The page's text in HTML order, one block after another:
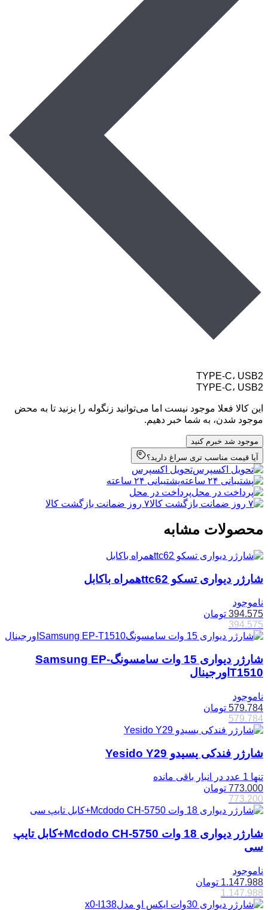
TYPE-C، USB2
TYPE-C، USB2
این کالا فعلا موجود نیست اما می‌توانید زنگوله را بزنید تا به محض
موجود شدن، به شما خبر دهیم.
موجود شد خبرم کنید
آیا قیمت مناسب تری سراغ دارید؟
تحویل اکسپرس
پشتیبانی ۲۴ ساعته
پرداخت در محل
۷ روز ضمانت بازگشت کالا
محصولات مشابه
شارژر دیواری تسکو ttc62همراه باکابل
ناموجود
394.575 تومان
394.575
شارژر دیواری 15 وات سامسونگSamsung EP-
T1510اورجینال
ناموجود
579.784 تومان
579.784
شارژر فندکی یسیدو Yesido Y29
تنها 1 عدد در انبار باقی مانده
773.000 تومان
773.200
شارژر دیواری 18 وات Mcdodo CH-5750+کابل تایپ
سی
ناموجود
1.147.988 تومان
1.147.988